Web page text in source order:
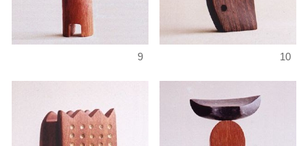
9 10